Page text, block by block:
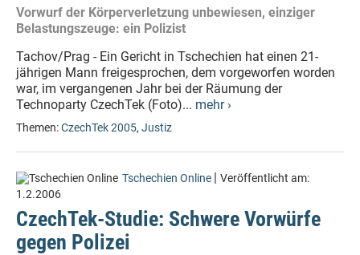
Vorwurf der Körperverletzung unbewiesen, einziger
Belastungszeuge: ein Polizist
Tachov/Prag - Ein Gericht in Tschechien hat einen 21-
jährigen Mann freigesprochen, dem vorgeworfen worden
war, im vergangenen Jahr bei der Räumung der
Technoparty CzechTek (Foto)... mehr ›
Themen:CzechTek 2005, Justiz
Tschechien Online | Veröffentlicht am:
1.2.2006
CzechTek-Studie: Schwere Vorwürfe
gegen Polizei